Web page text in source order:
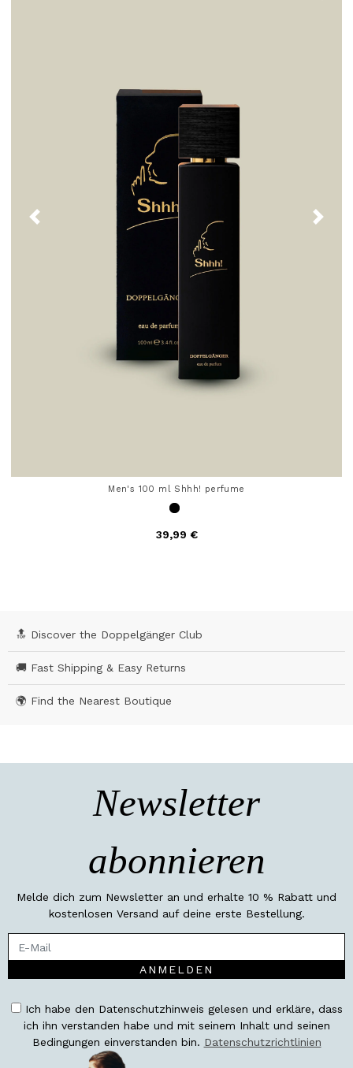
Men's 100 ml Shhh! perfume
39,99 €
🔝 Discover the Doppelgänger Club
🚚 Fast Shipping & Easy Returns
🌍 Find the Nearest Boutique
Newsletter
abonnieren
Melde dich zum Newsletter an und erhalte 10 % Rabatt und
kostenlosen Versand auf deine erste Bestellung.
ANMELDEN
Ich habe den Datenschutzhinweis gelesen und erkläre, dass
ich ihn verstanden habe und mit seinem Inhalt und seinen
Bedingungen einverstanden bin. Datenschutzrichtlinien